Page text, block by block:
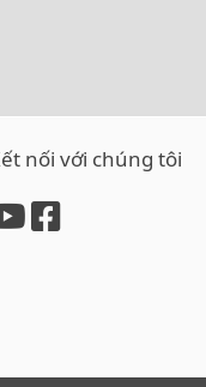
nối với chúng tôi